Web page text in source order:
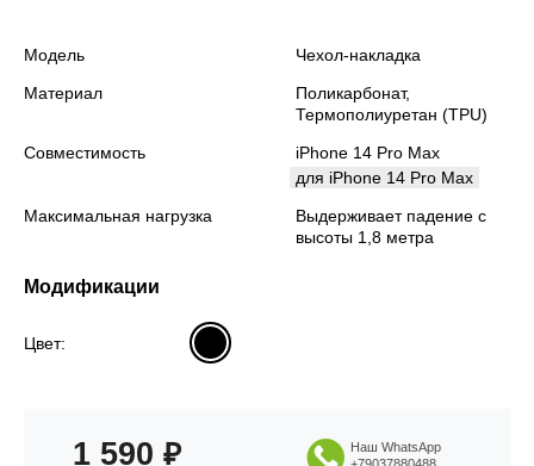
Модель
Чехол-накладка
Материал
Поликарбонат,
Термополиуретан (TPU)
Совместимость
iPhone 14 Pro Max
для iPhone 14 Pro Max
Максимальная нагрузка
Выдерживает падение с
высоты 1,8 метра
Модификации
Цвет:
1 590 ₽
Наш WhatsApp